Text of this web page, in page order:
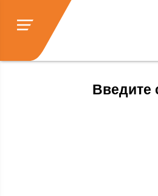
Введите